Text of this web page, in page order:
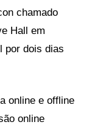
chamado
Hall em
por dois dias
online e offline
online